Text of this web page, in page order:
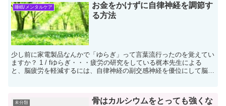
睡眠/メンタルケア
お金をかけずに自律神経を調節す
る方法
少し前に家電製品なんかで「ゆらぎ」って言葉流行ったのを覚えてい
ますか？ 1 / fゆらぎ・・・疲労の研究をしている梶本先生による
と、脳疲労を軽減するには、自律神経の副交感神経を優位にして脳と
未分類
骨はカルシウムをとっても強くな